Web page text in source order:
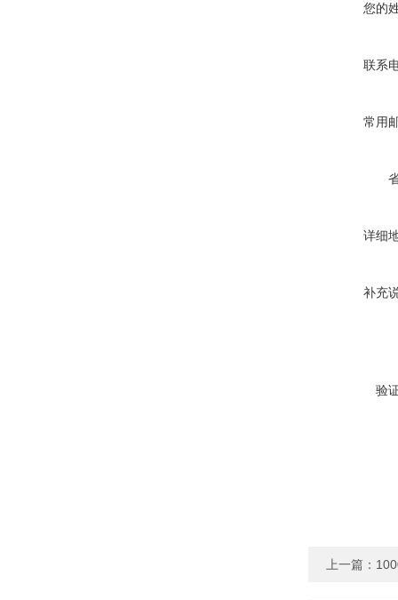
您的
联系
常用
详细
补充
验
上一篇：